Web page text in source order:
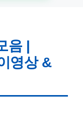
음 |
영상 &